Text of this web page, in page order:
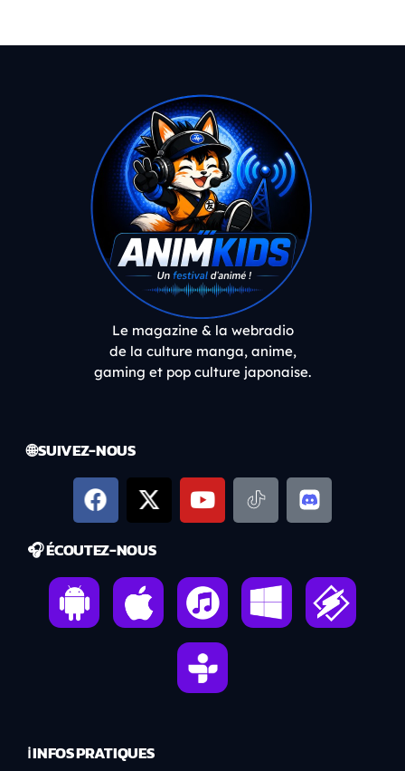
Le magazine & la webradio
de la culture manga, anime,
gaming et pop culture japonaise.
🌐 SUIVEZ-NOUS
🎧 ÉCOUTEZ-NOUS
ℹ️ INFOS PRATIQUES